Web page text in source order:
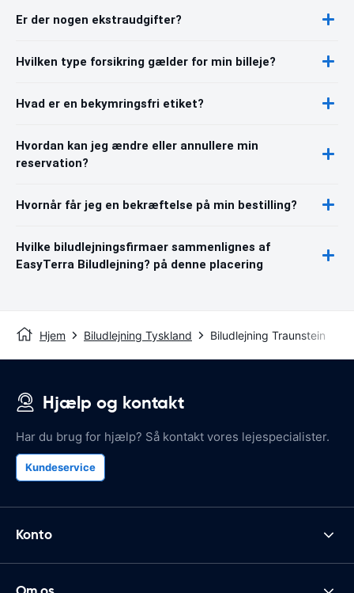
Er der nogen ekstraudgifter?
Hvilken type forsikring gælder for min billeje?
Hvad er en bekymringsfri etiket?
Hvordan kan jeg ændre eller annullere min
reservation?
Hvornår får jeg en bekræftelse på min bestilling?
Hvilke biludlejningsfirmaer sammenlignes af
EasyTerra Biludlejning? på denne placering
Hjem Biludlejning Tyskland Biludlejning Traunstein
Hjælp og kontakt
Har du brug for hjælp? Så kontakt vores lejespecialister.
Kundeservice
Konto